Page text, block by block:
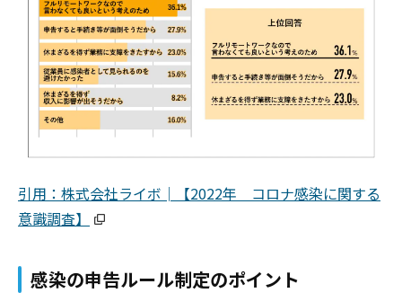
引用：株式会社ライボ│【2022年 コロナ感染に関する
意識調査】
感染の申告ルール制定のポイント